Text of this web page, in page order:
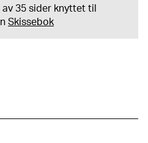
av 35 sider knyttet til
Skissebok